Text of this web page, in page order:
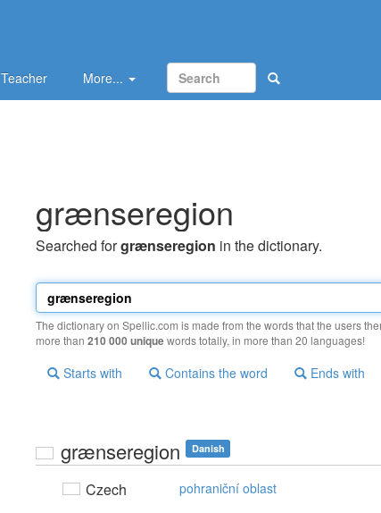
Teacher More...
grænseregion
Searched forgrænseregion in the dictionary.
The dictionary on Spellic.com is made from the words that the users
more than 210 000 uniquewords totally, in more than 20 languages!
Starts with Contains the word Ends with
grænseregion Danish
Czech pohraniční oblast